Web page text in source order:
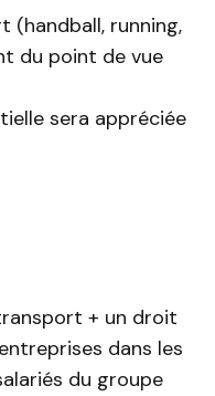
(handball, running,
du point de vue
sera appréciée
+ un droit
dans les
du groupe